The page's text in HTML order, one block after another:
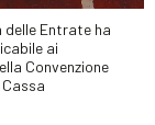
delle Entrate ha
ai
Convenzione